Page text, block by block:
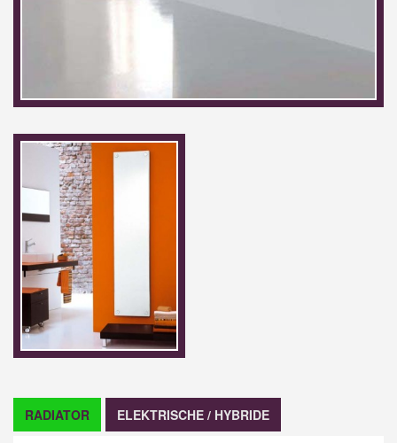
RADIATOR ELEKTRISCHE / HYBRIDE